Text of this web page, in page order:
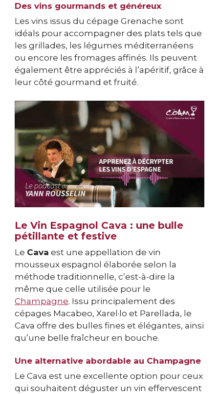
Des vins gourmands et généreux
Les vins issus du cépage Grenache sont
idéals pour accompagner des plats tels que
les grillades, les légumes méditerranéens
ou encore les fromages affinés. Ils peuvent
également être appréciés à l’apéritif, grâce à
leur côté gourmand et fruité.
Le Vin Espagnol Cava : une bulle
pétillante et festive
Le Cava est une appellation de vin
mousseux espagnol élaborée selon la
méthode traditionnelle, c’est-à-dire la
même que celle utilisée pour le
Champagne. Issu principalement des
cépages Macabeo, Xarel·lo et Parellada, le
Cava offre des bulles fines et élégantes, ainsi
qu’une belle fraîcheur en bouche.
Une alternative abordable au Champagne
Le Cava est une excellente option pour ceux
qui souhaitent déguster un vin effervescent